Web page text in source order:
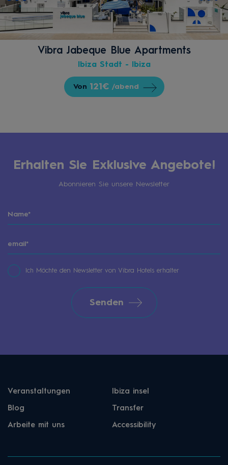
Vibra Jabeque Blue Apartments
Ibiza Stadt - Ibiza
Von 121€ /abend
Erhalten Sie Exklusive Angebote!
Abonnieren Sie unsere Newsletter
Ich Möchte den Newsletter von Vibra Hotels erhalter
Senden
Veranstaltungen Ibiza insel
Blog Transfer
Arbeite mit uns Accessibility